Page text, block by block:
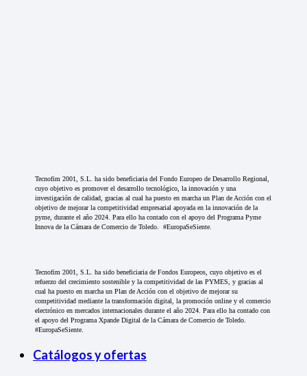
Tecnofim 2001, S.L. ha sido beneficiaria del Fondo Europeo de Desarrollo Regional,
cuyo objetivo es promover el desarrollo tecnológico, la innovación y una
investigación de calidad, gracias al cual ha puesto en marcha un Plan de Acción con el
objetivo de mejorar la competitividad empresarial apoyada en la innovación de la
pyme, durante el año 2024. Para ello ha contado con el apoyo del Programa Pyme
Innova de la Cámara de Comercio de Toledo. #EuropaSeSiente.
Tecnofim 2001, S.L. ha sido beneficiaria de Fondos Europeos, cuyo objetivo es el
refuerzo del crecimiento sostenible y la competitividad de las PYMES, y gracias al
cual ha puesto en marcha un Plan de Acción con el objetivo de mejorar su
competitividad mediante la transformación digital, la promoción online y el comercio
electrónico en mercados internacionales durante el año 2024. Para ello ha contado con
el apoyo del Programa Xpande Digital de la Cámara de Comercio de Toledo.
#EuropaSeSiente.
Catálogos y ofertas